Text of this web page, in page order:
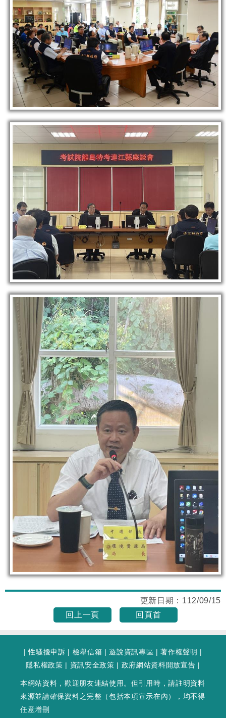
更新日期： 112/09/15
回上一頁
回頁首
|性騷擾申訴 | 檢舉信箱 |遊說資訊專區 |著作權聲明 |
隱私權政策 | 資訊安全政策 | 政府網站資料開放宣告 |
本網站資料，歡迎朋友連結使用。但引用時，請註明資料
來源並請確保資料之完整（包括本項宣示在內），均不得
任意增刪